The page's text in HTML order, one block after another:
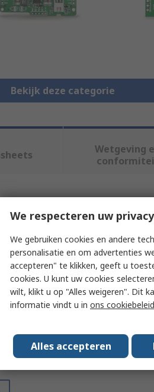
Bekijk deze categorie
Wetgeving
een of meer kenmerken te
Waarde
Brand-Rex
Type Motor &
Name Buggy for
Approvals RoHS
We respecteren uw privacy
We gebruiken cookies en andere
personalisatie en om advertenties
accepteren" te klikken, geeft u
cookies. U kunt uw cookies
wilt, klikt u op "Alles weigeren". Dit
informatie vindt u in ons cookiebeleid
Alles accepteren